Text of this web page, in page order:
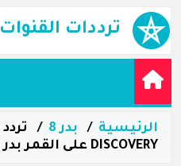
ترددات القنوات
الرئيسية بدر 8
DISCOVERY على القمر بدر 8